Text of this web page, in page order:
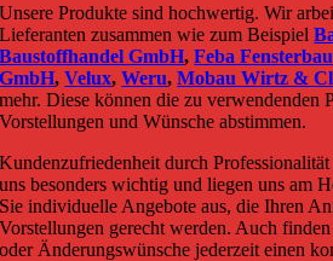
Unsere Produkte sind hochwertig. Wir
Lieferanten zusammen wie zum Beispiel
Baustoffhandel GmbH,Feba Fensterbau
GmbH,Velux,Weru,Mobau Wirtz &
mehr. Diese können die zu verwendenden
Vorstellungen und Wünsche abstimmen.
Kundenzufriedenheit durch
uns besonders wichtig und liegen uns am
Sie individuelle Angebote aus, die Ihren
Vorstellungen gerecht werden. Auch
oder Änderungswünsche jederzeit einen